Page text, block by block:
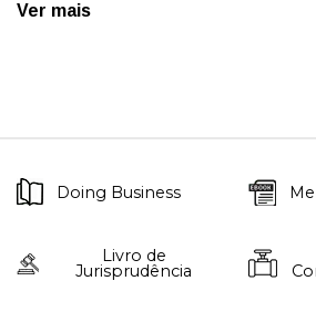
Ver mais
Doing Business
Livro de
Jurisprudência